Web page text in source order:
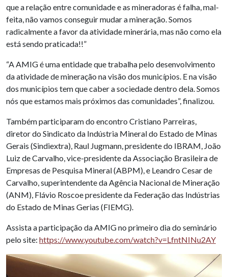
que a relação entre comunidade e as mineradoras é falha, mal-
feita, não vamos conseguir mudar a mineração. Somos
radicalmente a favor da atividade minerária, mas não como ela
está sendo praticada!!”
“A AMIG é uma entidade que trabalha pelo desenvolvimento
da atividade de mineração na visão dos municípios. E na visão
dos municípios tem que caber a sociedade dentro dela. Somos
nós que estamos mais próximos das comunidades”, finalizou.
Também participaram do encontro Cristiano Parreiras,
diretor do Sindicato da Indústria Mineral do Estado de Minas
Gerais (Sindiextra), Raul Jugmann, presidente do IBRAM, João
Luiz de Carvalho, vice-presidente da Associação Brasileira de
Empresas de Pesquisa Mineral (ABPM), e Leandro Cesar de
Carvalho, superintendente da Agência Nacional de Mineração
(ANM), Flávio Roscoe presidente da Federação das Indústrias
do Estado de Minas Gerias (FIEMG).
Assista a participação da AMIG no primeiro dia do seminário
pelo site: https://www.youtube.com/watch?v=LfntNINu2AY